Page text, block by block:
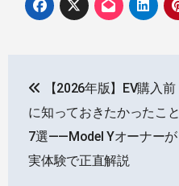
稿
ナ
ビ
【2026年版】EV購入前
に知っておきたかったこと
7選——Model Yオーナーが
実体験で正直解説